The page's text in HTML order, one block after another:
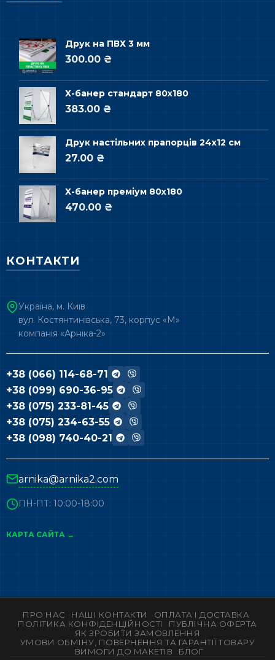
Друк на ПВХ 3 мм
300.00 ₴
Х-банер стандарт 80х180
383.00 ₴
Друк настільних прапорців 24х12 см
27.00 ₴
Х-банер преміум 80х180
470.00 ₴
КОНТАКТИ
Україна, м. Київ
вул. Костянтинівська, 73, корпус «М»
компанія «Арніка-2»
+38 (066) 114-68-71
+38 (099) 690-36-95
+38 (075) 233-81-45
+38 (075) 234-63-55
+38 (098) 740-40-21
arnika@arnika2.com
ПН-ПТ: 10:00-18:00
КАРТА САЙТА →
ПРО НАС НАШІ КОНТАКТИ
ОПЛАТА І ДОСТАВКА
ПОЛІТИКА КОНФІДЕНЦІЙНОСТІ
ПУБЛІЧНА ОФЕРТА
ЯК ЗРОБИТИ ЗАМОВЛЕННЯ
УМОВИ ОБМІНУ, ПОВЕРНЕННЯ ТА ГАРАНТІЇ ТОВАРУ
ВИМОГИ ДО МАКЕТІВ
БЛОГ